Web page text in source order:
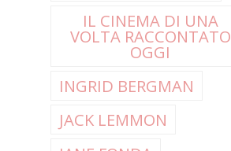
IL CINEMA DI UNA
VOLTA RACCONTATO
OGGI
INGRID BERGMAN
JACK LEMMON